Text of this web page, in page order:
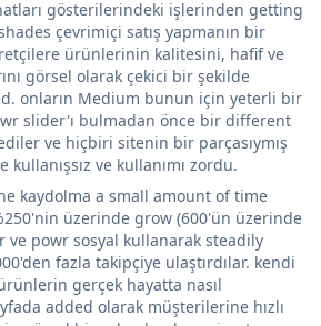
gösterilerindeki işlerinden getting
çevrimiçi satış yapmanın bir
ürünlerinin kalitesini, hafif ve
görsel olarak çekici bir şekilde
onların Medium bunun için yeterli bir
slider'ı bulmadan önce bir different
ve hiçbiri sitenin bir parçasıymış
ve kullanımı zordu.
kaydolma a small amount of time
üzerinde grow (600'ün üzerinde
ve powr sosyal kullanarak steadily
fazla takipçiye ulaştırdılar. kendi
gerçek hayatta nasıl
added olarak müşterilerine hızlı